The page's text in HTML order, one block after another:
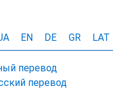
EN DE GR LAT
перевод
перевод